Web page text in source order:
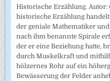
Historische Erzählung. Autor:
historische Erzählung
der geniale Mathematiker
nach ihm benannte Spirale
der er eine Beziehung hatte,
durch Muskelkraft und
hölzernes Rohr auf ein
Bewässerung der Felder